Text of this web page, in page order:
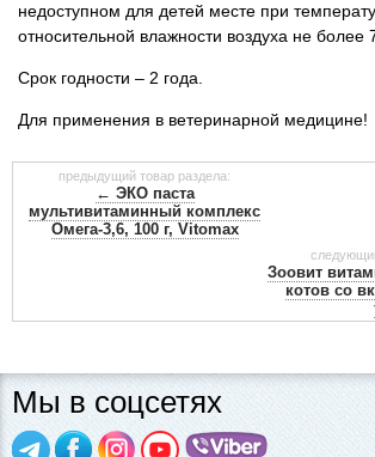
недоступном для детей месте при
относительной влажности воздуха не более
Срок годности – 2 года.
Для применения в ветеринарной медицине!
предыдущий товар раздела:
← ЭКО паста
мультивитаминный комплекс
Омега-3,6, 100 г, Vitomax
Зоовит
котов со
Мы в соцсетях